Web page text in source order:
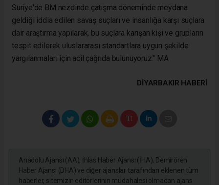
Suriye'de BM nezdinde çatışma döneminde meydana
geldiği iddia edilen savaş suçları ve insanlığa karşı suçlara
dair araştırma yapılarak, bu suçlara karışan kişi ve grupların
tespit edilerek uluslararası standartlara uygun şekilde
yargılanmaları için acil çağrıda bulunuyoruz." MA
DIYARBAKIR HABERİ
Anadolu Ajansı (AA), İhlas Haber Ajansı (İHA), Demirören
Haber Ajansı (DHA) ve diğer ajanslar tarafından eklenen tüm
haberler, sitemizin editörlerinin müdahalesi olmadan ajans